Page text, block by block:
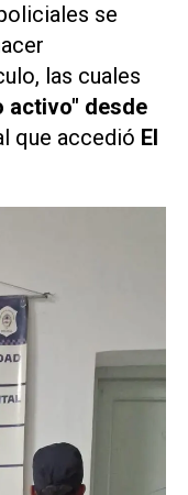
se
las cuales
activo" desde
que accedió El